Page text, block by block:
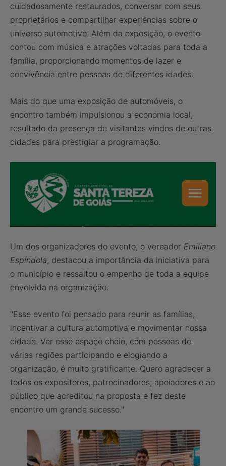
cuidadosamente restaurados, conversar com seus
proprietários e compartilhar experiências sobre o
universo automotivo. Além da exposição, o evento
contou com música e atrações voltadas para toda a
família, proporcionando momentos de lazer e
convivência entre pessoas de diferentes idades.
Mais do que uma exposição de automóveis, o
encontro também impulsionou a economia local,
resultado da presença de visitantes vindos de outras
cidades para prestigiar a programação.
Um dos organizadores do evento, o vereador Emiliano
Espíndola, destacou a importância da iniciativa para
o município e ressaltou o empenho de toda a equipe
envolvida na organização.
"Esse evento foi pensado para reunir as famílias,
incentivar a cultura automotiva e movimentar nossa
cidade. Ver esse espaço cheio, com pessoas de
várias regiões participando e elogiando a
organização, é muito gratificante. Quero agradecer a
todos os expositores, patrocinadores, apoiadores e ao
público que acreditou na proposta e fez deste
encontro um grande sucesso."